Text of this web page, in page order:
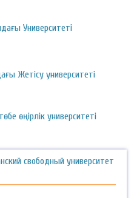
Университеті
Жетісу университеті
өңірлік университеті
свободный университет